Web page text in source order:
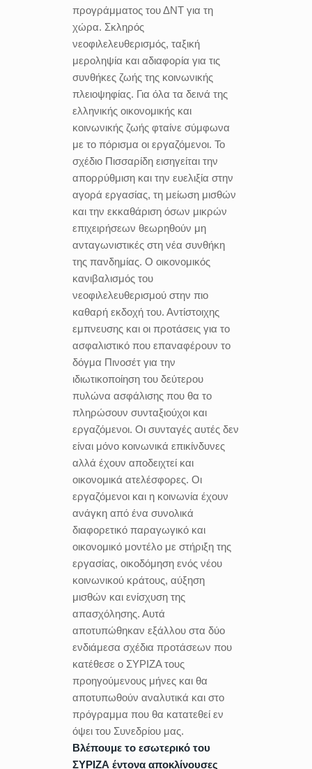
προγράμματος του ΔΝΤ για τη
χώρα. Σκληρός
νεοφιλελευθερισμός, ταξική
μεροληψία και αδιαφορία για τις
συνθήκες ζωής της κοινωνικής
πλειοψηφίας. Για όλα τα δεινά της
ελληνικής οικονομικής και
κοινωνικής ζωής φταίνε σύμφωνα
με το πόρισμα οι εργαζόμενοι. Το
σχέδιο Πισσαρίδη εισηγείται την
απορρύθμιση και την ευελιξία στην
αγορά εργασίας, τη μείωση μισθών
και την εκκαθάριση όσων μικρών
επιχειρήσεων θεωρηθούν μη
ανταγωνιστικές στη νέα συνθήκη
της πανδημίας. Ο οικονομικός
κανιβαλισμός του
νεοφιλελευθερισμού στην πιο
καθαρή εκδοχή του. Αντίστοιχης
εμπνευσης και οι προτάσεις για το
ασφαλιστικό που επαναφέρουν το
δόγμα Πινοσέτ για την
ιδιωτικοποίηση του δεύτερου
πυλώνα ασφάλισης που θα το
πληρώσουν συνταξιούχοι και
εργαζόμενοι. Οι συνταγές αυτές δεν
είναι μόνο κοινωνικά επικίνδυνες
αλλά έχουν αποδειχτεί και
οικονομικά ατελέσφορες. Οι
εργαζόμενοι και η κοινωνία έχουν
ανάγκη από ένα συνολικά
διαφορετικό παραγωγικό και
οικονομικό μοντέλο με στήριξη της
εργασίας, οικοδόμηση ενός νέου
κοινωνικού κράτους, αύξηση
μισθών και ενίσχυση της
απασχόλησης. Αυτά
αποτυπώθηκαν εξάλλου στα δύο
ενδιάμεσα σχέδια προτάσεων που
κατέθεσε ο ΣΥΡΙΖΑ τους
προηγούμενους μήνες και θα
αποτυπωθούν αναλυτικά και στο
πρόγραμμα που θα κατατεθεί εν
όψει του Συνεδρίου μας.
Βλέπουμε το εσωτερικό του
ΣΥΡΙΖΑ έντονα αποκλίνουσες